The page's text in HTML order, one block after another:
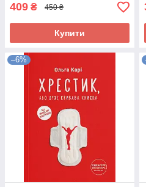
409 ₴ 450 ₴
Купити
–6%